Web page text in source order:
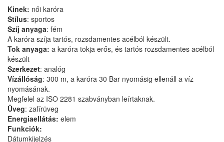
Kinek: női karóra
Stílus: sportos
Szíj anyaga: fém
A karóra szíja tartós, rozsdamentes acélból készült.
Tok anyaga: a karóra tokja erős, és tartós rozsdamentes acélból
készült
Szerkezet: analóg
Vízállóság: 300 m, a karóra 30 Bar nyomásig ellenáll a víz
nyomásának.
Megfelel az ISO 2281 szabványban leírtaknak.
Üveg: zafírüveg
Energiaellátás: elem
Funkciók:
Dátumkijelzés